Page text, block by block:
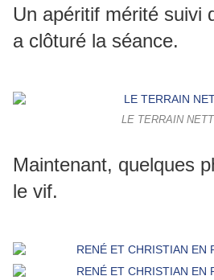
Un apéritif mérité suivi
a clôturé la séance.
LE TERRAIN
Maintenant, quelques
le vif.